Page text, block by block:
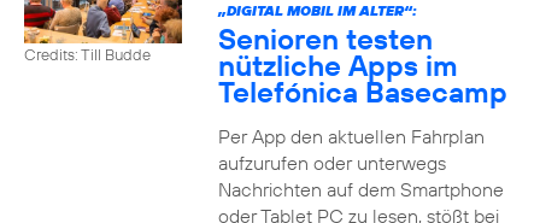
Credits: Till Budde
„DIGITAL MOBIL IM ALTER“:
Senioren testen
nützliche Apps im
Telefónica Basecamp
Per App den aktuellen Fahrplan
aufzurufen oder unterwegs
Nachrichten auf dem Smartphone
oder Tablet PC zu lesen, stößt bei